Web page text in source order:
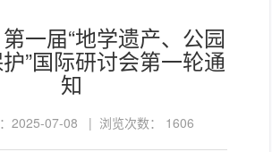
第一届“地学遗产、公园
”国际研讨会第一轮通
知
2025-07-08 | 浏览次数： 1606